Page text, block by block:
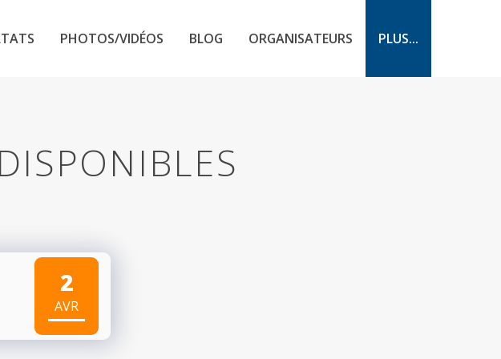
PHOTOS/VIDÉOS BLOG ORGANISATEURS PLUS...
2
AVR